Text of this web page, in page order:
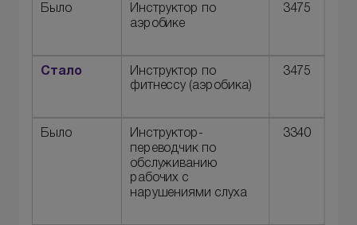
Было
Инструктор по
аэробике
3475
Стало Инструктор по
фитнессу (аэробика)
3475
Было
Инструктор-
переводчик по
обслуживанию
рабочих с
нарушениями слуха
3340